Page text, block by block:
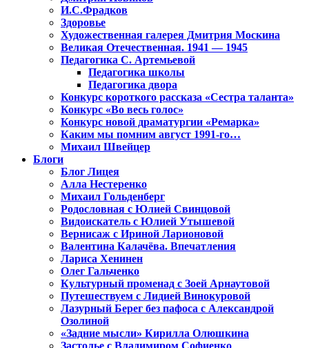
И.С.Фрадков
Здоровье
Художественная галерея Дмитрия Москина
Великая Отечественная. 1941 — 1945
Педагогика С. Артемьевой
Педагогика школы
Педагогика двора
Конкурс короткого рассказа «Сестра таланта»
Конкурс «Во весь голос»
Конкурс новой драматургии «Ремарка»
Каким мы помним август 1991-го…
Михаил Швейцер
Блоги
Блог Лицея
Алла Нестеренко
Михаил Гольденберг
Родословная с Юлией Свинцовой
Видоискатель с Юлией Утышевой
Вернисаж с Ириной Ларионовой
Валентина Калачёва. Впечатления
Лариса Хенинен
Олег Гальченко
Культурный променад с Зоей Арнаутовой
Путешествуем с Лидией Винокуровой
Лазурный Берег без пафоса с Александрой
Озолиной
«Задние мысли» Кирилла Олюшкина